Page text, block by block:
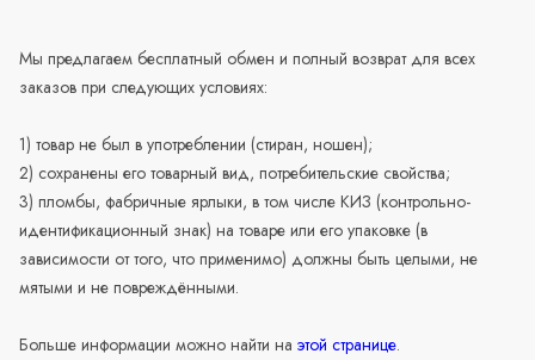
Мы предлагаем бесплатный обмен и полный возврат для всех
заказов при следующих условиях:
1) товар не был в употреблении (стиран, ношен);
2) сохранены его товарный вид, потребительские свойства;
3) пломбы, фабричные ярлыки, в том числе КИЗ (контрольно-
идентификационный знак) на товаре или его упаковке (в
зависимости от того, что применимо) должны быть целыми, не
мятыми и не повреждёнными.
Больше информации можно найти на этой странице.